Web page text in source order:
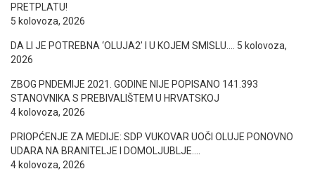
PRETPLATU!
5 kolovoza, 2026
DA LI JE POTREBNA ‘OLUJA2’ I U KOJEM SMISLU….
5 kolovoza,
2026
ZBOG PNDEMIJE 2021. GODINE NIJE POPISANO 141.393
STANOVNIKA S PREBIVALIŠTEM U HRVATSKOJ
4 kolovoza, 2026
PRIOPĆENJE ZA MEDIJE: SDP VUKOVAR UOČI OLUJE PONOVNO
UDARA NA BRANITELJE I DOMOLJUBLJE….
4 kolovoza, 2026